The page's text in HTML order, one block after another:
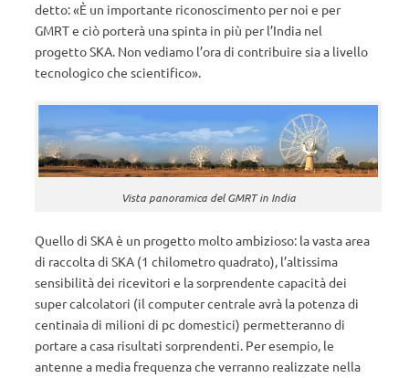
detto: «È un importante riconoscimento per noi e per
GMRT e ciò porterà una spinta in più per l’India nel
progetto SKA. Non vediamo l’ora di contribuire sia a livello
tecnologico che scientifico».
Vista panoramica del GMRT in India
Quello di SKA è un progetto molto ambizioso: la vasta area
di raccolta di SKA (1 chilometro quadrato), l’altissima
sensibilità dei ricevitori e la sorprendente capacità dei
super calcolatori (il computer centrale avrà la potenza di
centinaia di milioni di pc domestici) permetteranno di
portare a casa risultati sorprendenti. Per esempio, le
antenne a media frequenza che verranno realizzate nella